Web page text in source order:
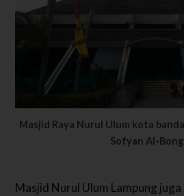
Masjid Raya Nurul Ulum kota
Sofyan Al-
Masjid Nurul Ulum Lampung